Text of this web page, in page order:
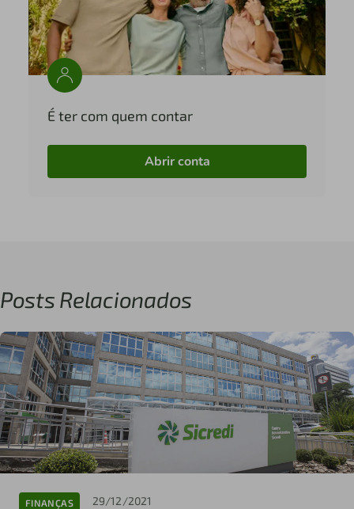
É ter com quem contar
Abrir conta
Posts Relacionados
FINANÇAS 29/12/2021